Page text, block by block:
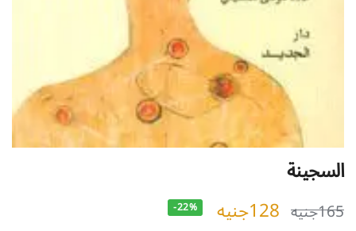
السجينة
165جنيه 128جنيه -22%